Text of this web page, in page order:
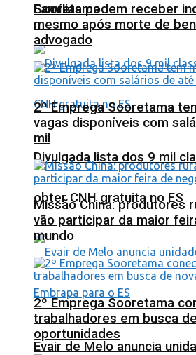
Sooretama
Divulgada lista dos 9 mil
obter CNH gratuita no ES
Evair de Melo anuncia
Famílias podem receber
mesmo após morte de
advogado
2º Emprega Sooretama
vagas disponíveis com
mil
Missão China: produtores
vão participar da maior
mundo
2º Emprega Sooretama
trabalhadores em busca
oportunidades